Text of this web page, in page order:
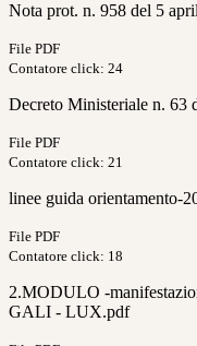
Nota prot. n. 958 del 5
File PDF
Contatore click: 24
Decreto Ministeriale n. 63
File PDF
Contatore click: 21
linee guida orientamento-
File PDF
Contatore click: 18
2.MODULO -
GALI - LUX.pdf